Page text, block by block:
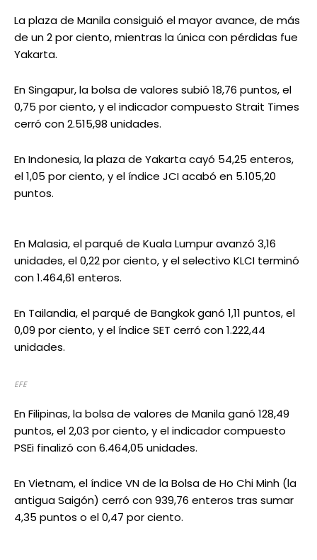
La plaza de Manila consiguió el mayor avance, de más
de un 2 por ciento, mientras la única con pérdidas fue
Yakarta.
En Singapur, la bolsa de valores subió 18,76 puntos, el
0,75 por ciento, y el indicador compuesto Strait Times
cerró con 2.515,98 unidades.
En Indonesia, la plaza de Yakarta cayó 54,25 enteros,
el 1,05 por ciento, y el índice JCI acabó en 5.105,20
puntos.
En Malasia, el parqué de Kuala Lumpur avanzó 3,16
unidades, el 0,22 por ciento, y el selectivo KLCI terminó
con 1.464,61 enteros.
En Tailandia, el parqué de Bangkok ganó 1,11 puntos, el
0,09 por ciento, y el índice SET cerró con 1.222,44
unidades.
EFE
En Filipinas, la bolsa de valores de Manila ganó 128,49
puntos, el 2,03 por ciento, y el indicador compuesto
PSEi finalizó con 6.464,05 unidades.
En Vietnam, el índice VN de la Bolsa de Ho Chi Minh (la
antigua Saigón) cerró con 939,76 enteros tras sumar
4,35 puntos o el 0,47 por ciento.